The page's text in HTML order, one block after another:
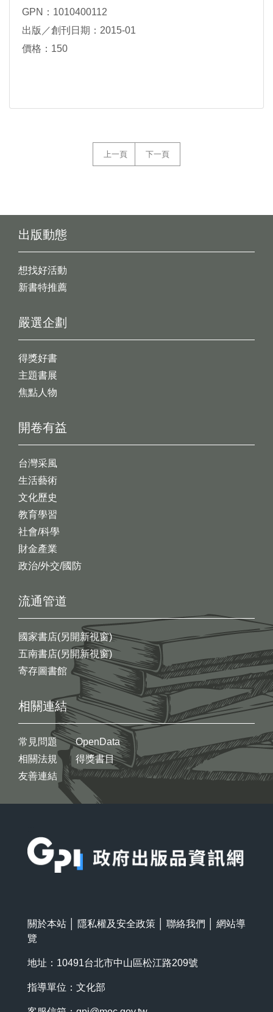
GPN：1010400112
出版／創刊日期：2015-01
價格：150
上一頁 下一頁
出版動態
想找好活動
新書特推薦
開卷有益
台灣采風
生活藝術
文化歷史
教育學習
社會/科學
財金產業
政治/外交/國防
嚴選企劃
得獎好書
主題書展
焦點人物
流通管道
國家書店(另開新視窗)
五南書店(另開新視窗)
寄存圖書館
相關連結
常見問題
相關法規
友善連結
OpenData
得獎書目
關於本站 隱私權及安全政策 聯絡我們
網站導
覽
地址：10491台北市中山區松江路209號
指導單位：文化部